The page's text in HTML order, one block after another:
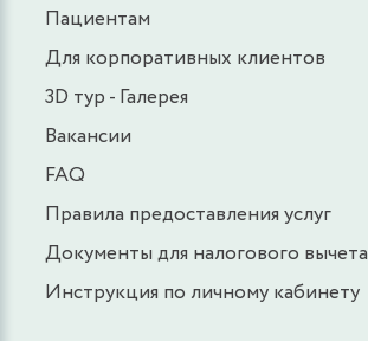
Пациентам
Для корпоративных клиентов
3D тур - Галерея
Вакансии
FAQ
Правила предоставления услуг
Документы для налогового вычета
Инструкция по личному кабинету